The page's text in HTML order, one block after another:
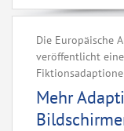
Die Europäische
veröffentlicht
Mehr